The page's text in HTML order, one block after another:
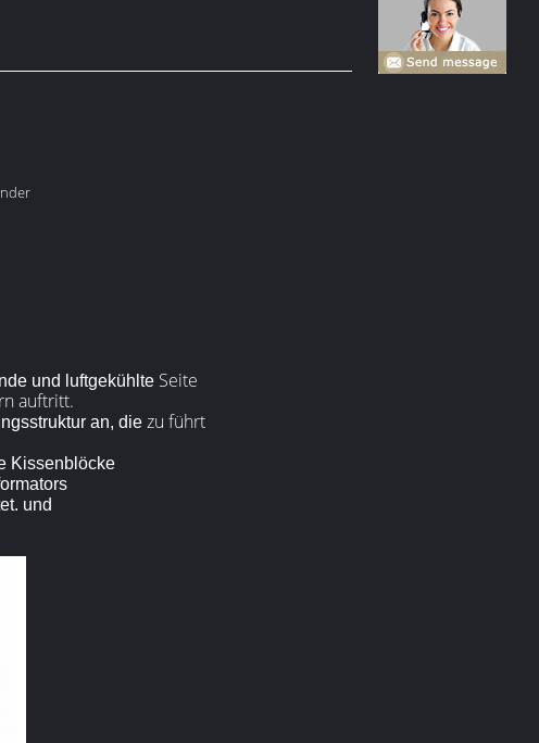
und luftgekühlte Seite
auftritt.
an, die zu führt
Kissenblöcke
und